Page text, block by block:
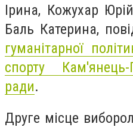
Ірина, Кожухар
Баль Катерина,
гуманітарної
спорту Кам'янець-
ради.
Друге місце